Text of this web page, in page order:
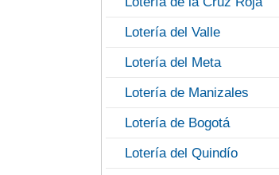
Lotería del Valle
Lotería del Meta
Lotería de Manizales
Lotería de Bogotá
Lotería del Quindío